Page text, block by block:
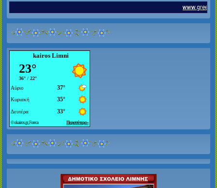
kairos Limni